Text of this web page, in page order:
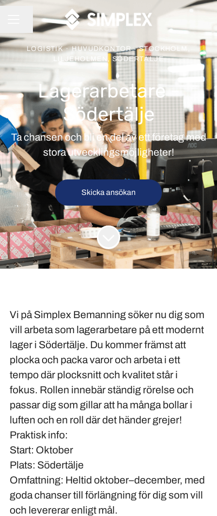
KARRIÄRMENY
Dela sidan
LOGISTIK · HUVUDKONTOR - STOCKHOLM,
LILJEHOLMEN, SÖDERTÄLJE
Lagerarbetare -
Södertälje
Ta chansen och bli en del av ett företag med
stora utvecklingsmöjligheter!
Skicka ansökan
Vi på Simplex Bemanningsöker nu dig som
vill arbeta som lagerarbetare på ett modernt
lager i Södertälje. Du kommer främst att
plocka och packa varor och arbeta i ett
tempo där plocksnitt och kvalitet står i
fokus. Rollen innebär ständig rörelse och
passar dig som gillar att ha många bollar i
luften och en roll där det händer grejer!
Praktisk info:
Start: Oktober
Plats: Södertälje
Omfattning: Heltid oktober–december, med
goda chanser till förlängning för dig som vill
och levererar enligt mål.